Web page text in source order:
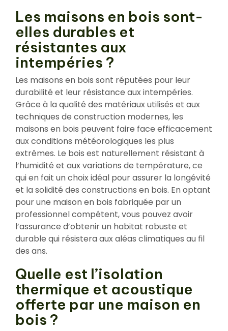
Les maisons en bois sont-
elles durables et
résistantes aux
intempéries ?
Les maisons en bois sont réputées pour leur
durabilité et leur résistance aux intempéries.
Grâce à la qualité des matériaux utilisés et aux
techniques de construction modernes, les
maisons en bois peuvent faire face efficacement
aux conditions météorologiques les plus
extrêmes. Le bois est naturellement résistant à
l’humidité et aux variations de température, ce
qui en fait un choix idéal pour assurer la longévité
et la solidité des constructions en bois. En optant
pour une maison en bois fabriquée par un
professionnel compétent, vous pouvez avoir
l’assurance d’obtenir un habitat robuste et
durable qui résistera aux aléas climatiques au fil
des ans.
Quelle est l’isolation
thermique et acoustique
offerte par une maison en
bois ?